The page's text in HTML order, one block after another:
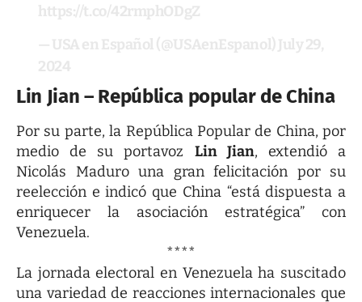
Lin Jian – República popular de China
Por su parte, la República Popular de China, por
medio de su portavoz Lin Jian, extendió a
Nicolás Maduro una gran felicitación por su
reelección e indicó que China “está dispuesta a
enriquecer la asociación estratégica” con
Venezuela.
****
La jornada electoral en Venezuela ha suscitado
una variedad de reacciones internacionales que